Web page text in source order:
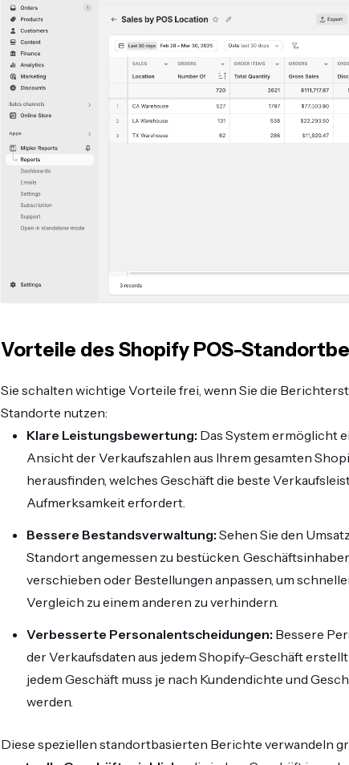
Vorteile des Shopify POS-
Sie schalten wichtige Vorteile frei, wenn Sie die
Standorte nutzen:
Klare Leistungsbewertung: Das System ermöglicht
Ansicht der Verkaufszahlen aus Ihrem gesamten
herausfinden, welches Geschäft die beste
Aufmerksamkeit erfordert.
Bessere Bestandsverwaltung: Sehen Sie den
Standort angemessen zu bestücken.
verschieben oder Bestellungen anpassen, um
Vergleich zu einem anderen zu verhindern.
Verbesserte Personalentscheidungen: Bessere
der Verkaufsdaten aus jedem Shopify-Geschäft
jedem Geschäft muss je nach Kundendichte und
werden.
Diese speziellen standortbasierten Berichte verwandeln